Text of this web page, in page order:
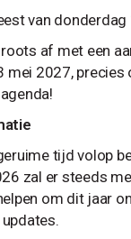
van
af met een
2027,
tijd volop
zal er steeds
om dit jaar